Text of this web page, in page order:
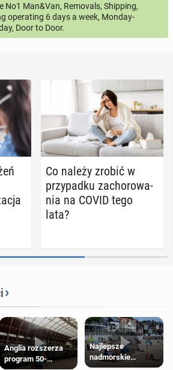
No1 Man&Van, Removals, Shipping,
operating 6 days a week, Monday-
Door to Door.
Co należy zrobić w
przy­pad­ku za­cho­ro­wa­
nia na COVID tego
lata?
›
Anglia rozszerza
program 50-
Najlepsze
nadmorskie
miasteczko blisko